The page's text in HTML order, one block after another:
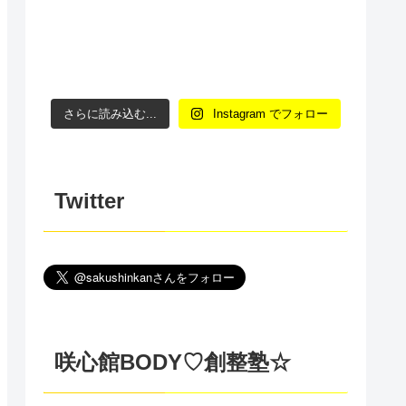
さらに読み込む... Instagram でフォロー
Twitter
咲心館BODY♡創整塾☆